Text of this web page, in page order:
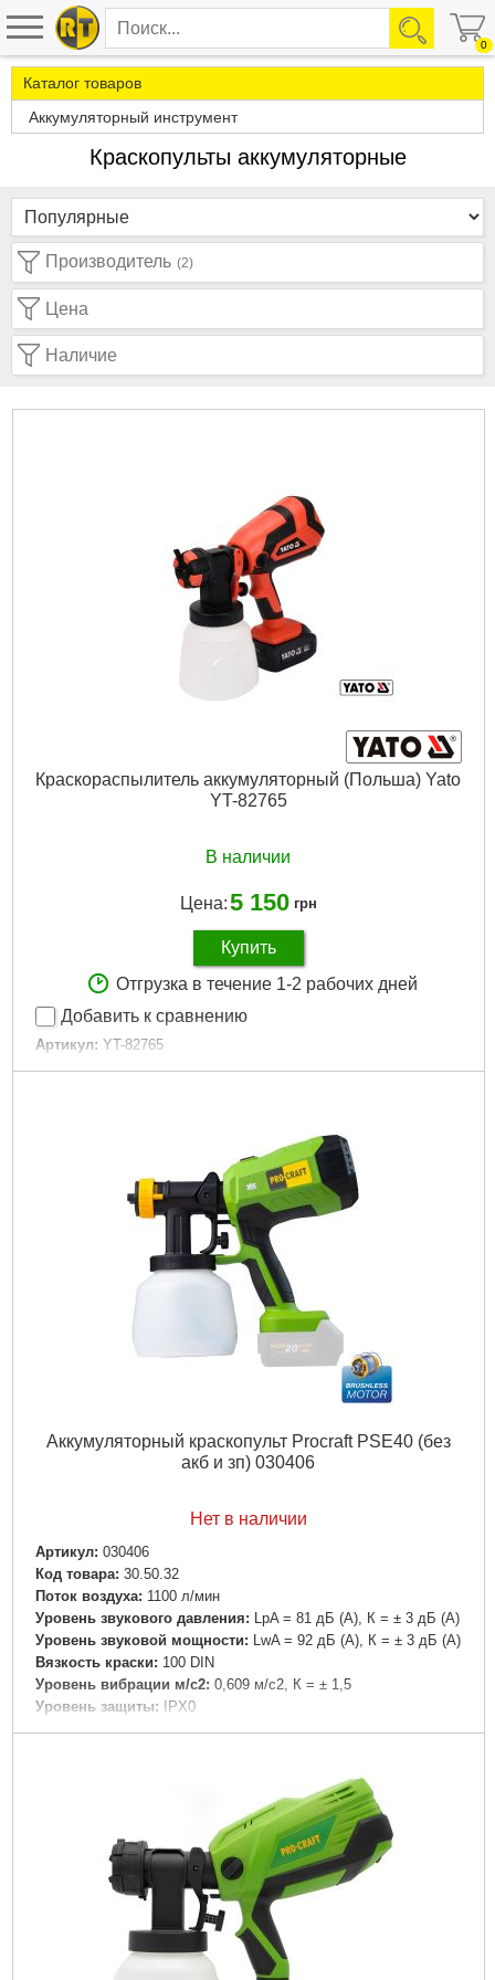
0
Каталог товаров
Аккумуляторный инструмент
Краскопульты аккумуляторные
Производитель (2)
Цена
Наличие
Краскораспылитель аккумуляторный (Польша) Yato
YT-82765
В наличии
Цена:5 150 грн
Купить
Отгрузка в течение 1-2 рабочих дней
Добавить к сравнению
Артикул: YT-82765
Код товара: 23.12.11
Объем бачка для краски: 1 литр.
Максимальная производительность:
1 литр в минуту.
Диаметр сопла: 2,2 мм.
380x260x150 мм
2,800 г
Подробнее...
Аккумуляторный краскопульт Procraft PSE40 (без
акб и зп) 030406
Нет в наличии
Артикул: 030406
Код товара: 30.50.32
Поток воздуха: 1100 л/мин
Уровень звукового давления:
LpA = 81 дБ (А), К = ± 3 дБ (А)
Уровень звуковой мощности:
LwA = 92 дБ (А), К = ± 3 дБ (А)
Вязкость краски: 100 DIN
Уровень вибрации м/с2: 0,609 м/с2, К = ± 1,5
Уровень защиты: IPX0
Напряжение аккумулятора: 20 В
1.5 / 1.8 / 2.2 / 2.6 мм
Расстояние распыления: 5 - 30 см
Руководство по эксплуатации:
Есть
4 шт
Щетка для очистки:
1 шт
Картонная
Габариты упаковки: 310x320x140 мм